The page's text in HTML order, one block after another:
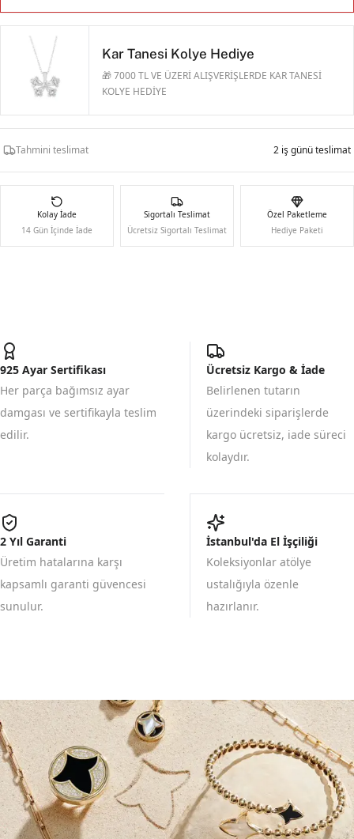
Kar Tanesi Kolye Hediye
🎁 7000 TL VE ÜZERİ ALIŞVERİŞLERDE KAR TANESİ
KOLYE HEDİYE
Tahmini teslimat 2 iş günü teslimat
Kolay İade
14 Gün İçinde İade
Sigortalı Teslimat
Ücretsiz Sigortalı Teslimat
Özel Paketleme
Hediye Paketi
925 Ayar Sertifikası
Her parça bağımsız ayar
damgası ve sertifikayla teslim
edilir.
Ücretsiz Kargo & İade
Belirlenen tutarın
üzerindeki siparişlerde
kargo ücretsiz, iade süreci
kolaydır.
2 Yıl Garanti
Üretim hatalarına karşı
kapsamlı garanti güvencesi
sunulur.
İstanbul'da El İşçiliği
Koleksiyonlar atölye
ustalığıyla özenle
hazırlanır.